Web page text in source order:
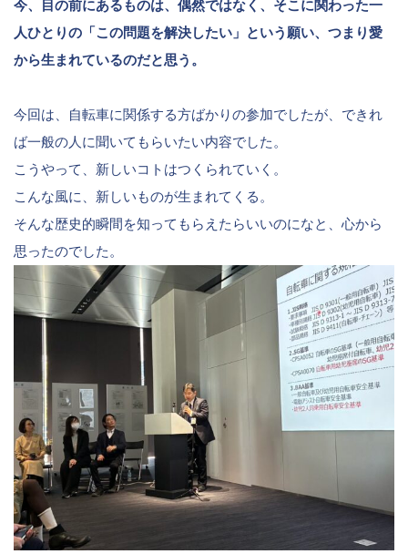
今、目の前にあるものは、偶然ではなく、そこに関わった一
人ひとりの「この問題を解決したい」という願い、つまり愛
から生まれているのだと思う。
今回は、自転車に関係する方ばかりの参加でしたが、できれ
ば一般の人に聞いてもらいたい内容でした。
こうやって、新しいコトはつくられていく。
こんな風に、新しいものが生まれてくる。
そんな歴史的瞬間を知ってもらえたらいいのになと、心から
思ったのでした。